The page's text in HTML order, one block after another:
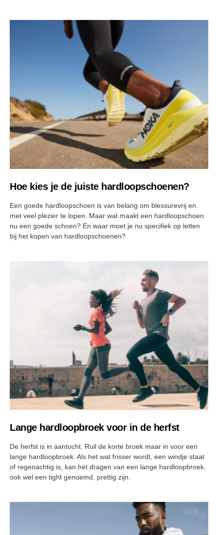
Hoe kies je de juiste hardloopschoenen?
Een goede hardloopschoen is van belang om blessurevrij en
met veel plezier te lopen. Maar wat maakt een hardloopschoen
nu een goede schoen? En waar moet je nu specifiek op letten
bij het kopen van hardloopschoenen?
Lange hardloopbroek voor in de herfst
De herfst is in aantocht. Ruil de korte broek maar in voor een
lange hardloopbroek. Als het wat frisser wordt, een windje staat
of regenachtig is, kan het dragen van een lange hardloopbroek,
ook wel een tight genoemd, prettig zijn.